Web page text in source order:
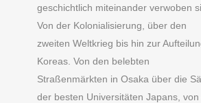
geschichtlich miteinander verwoben
Von der Kolonialisierung, über den
zweiten Weltkrieg bis hin zur
Koreas. Von den belebten
Straßenmärkten in Osaka über die
der besten Universitäten Japans, von